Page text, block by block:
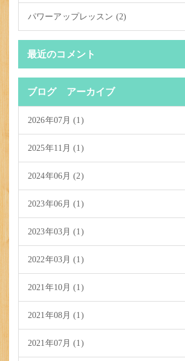
パワーアップレッスン (2)
最近のコメント
ブログ アーカイブ
2026年07月 (1)
2025年11月 (1)
2024年06月 (2)
2023年06月 (1)
2023年03月 (1)
2022年03月 (1)
2021年10月 (1)
2021年08月 (1)
2021年07月 (1)